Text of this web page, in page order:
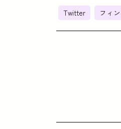
Twitter フィ